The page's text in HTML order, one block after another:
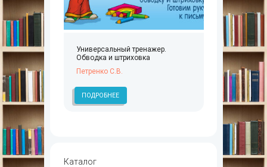
Универсальный тренажер.
Обводка и штриховка
Петренко С.В.
ПОДРОБНЕЕ
Каталог